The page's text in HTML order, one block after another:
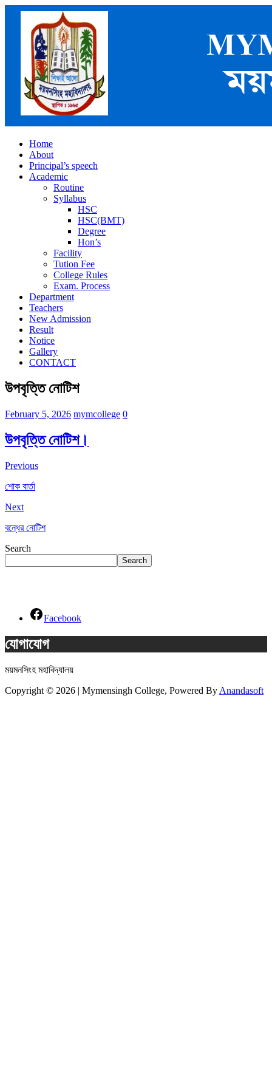
Home
About
Principal’s speech
Academic
Routine
Syllabus
HSC
HSC(BMT)
Degree
Hon’s
Facility
Tution Fee
College Rules
Exam. Process
Department
Teachers
New Admission
Result
Notice
Gallery
CONTACT
উপবৃত্তি নোটিশ
February 5, 2026 mymcollege 0
উপবৃত্তি নোটিশ।
Previous
শোক বার্তা
Next
বন্ধের নোটিশ
Search
Search
Facebook
যোগাযোগ
ময়মনসিংহ মহাবিদ্যালয়
Copyright © 2026 | Mymensingh College, Powered By Anandasoft